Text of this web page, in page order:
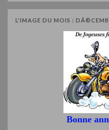
L'IMAGE DU MOIS :
Bonne